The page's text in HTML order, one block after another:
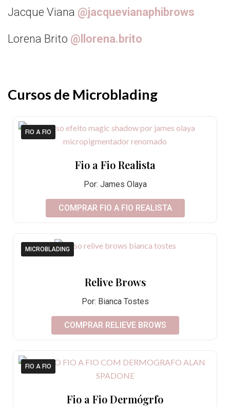
Jacque Viana @jacquevianaphibrows
Lorena Brito @llorena.brito
Cursos de Microblading
FIO A FIO
Fio a Fio Realista
Por: James Olaya
COMPRAR FIO A FIO REALISTA
MICROBLADING
Relive Brows
Por: Bianca Tostes
COMPRAR RELIEVE BROWS
FIO A FIO
Fio a Fio Dermógrfo